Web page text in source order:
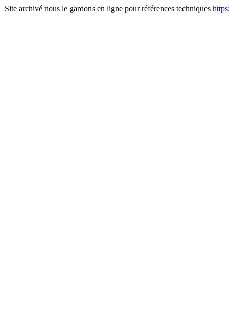
Site archivé nous le gardons en ligne pour références techniques